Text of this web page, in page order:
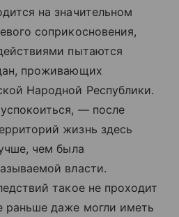
на значительном
соприкосновения,
пытаются
проживающих
Народной Республики.
— после
жизнь здесь
чем была
власти.
такое не проходит
раньше даже могли иметь